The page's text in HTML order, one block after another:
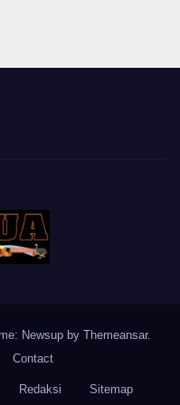
Newsup by Themeansar.
Contact
Redaksi Sitemap